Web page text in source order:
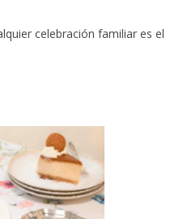
celebración familiar es el